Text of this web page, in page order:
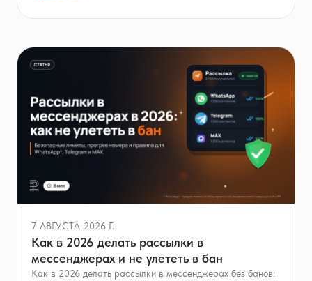
7 АВГУСТА 2026 Г.
Как в 2026 делать рассылки в
мессенджерах и не улететь в бан
Как в 2026 делать рассылки в мессенджерах без банов: